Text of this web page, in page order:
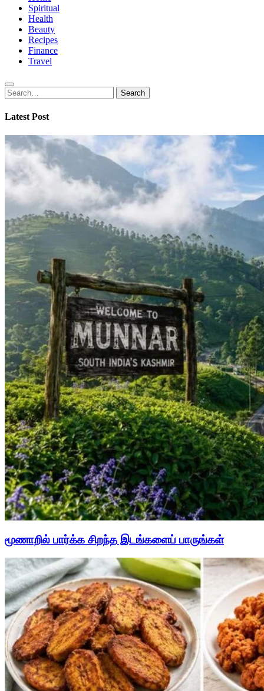
Spiritual
Health
Beauty
Recipes
Finance
Travel
Search
for:
Search
Latest Post
மூணாறில் பார்க்க சிறந்த இடங்களைப் பாருங்கள்